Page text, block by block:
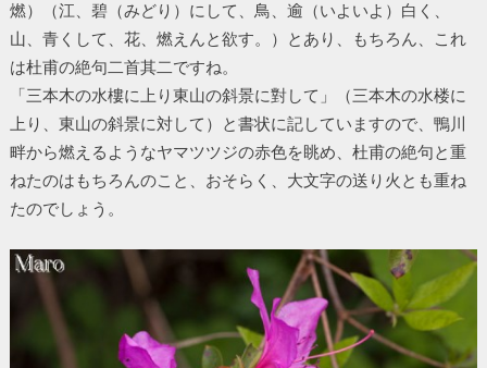
燃）（江、碧（みどり）にして、鳥、逾（いよいよ）白く、
山、青くして、花、燃えんと欲す。）とあり、もちろん、これ
は杜甫の絶句二首其二ですね。
「三本木の水樓に上り東山の斜景に對して」（三本木の水楼に
上り、東山の斜景に対して）と書状に記していますので、鴨川
畔から燃えるようなヤマツツジの赤色を眺め、杜甫の絶句と重
ねたのはもちろんのこと、おそらく、大文字の送り火とも重ね
たのでしょう。